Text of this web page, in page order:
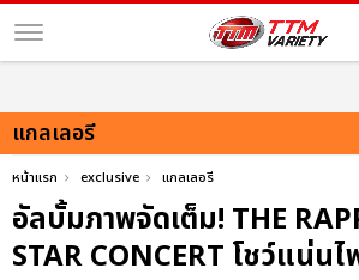
แกลเลอรี
หน้าแรก exclusive แกลเลอรี
อัลบั้มภาพจัดเต็ม! THE
STAR CONCERT โชว์แน่น